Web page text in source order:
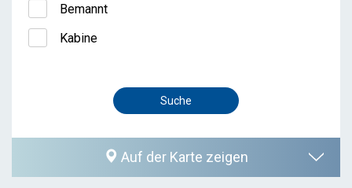
Bemannt
Kabine
Auf der Karte zeigen